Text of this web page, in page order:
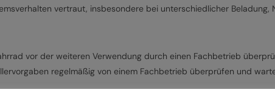
vertraut, insbesondere bei unterschiedlicher Beladung,
vor der weiteren Verwendung durch einen Fachbetrieb
regelmäßig von einem Fachbetrieb überprüfen und